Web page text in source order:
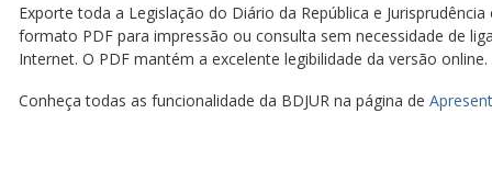
Exporte toda a Legislação do Diário da República e Jurisprudência
formato PDF para impressão ou consulta sem necessidade de
Internet. O PDF mantém a excelente legibilidade da versão online.
Conheça todas as funcionalidade da BDJUR na página de